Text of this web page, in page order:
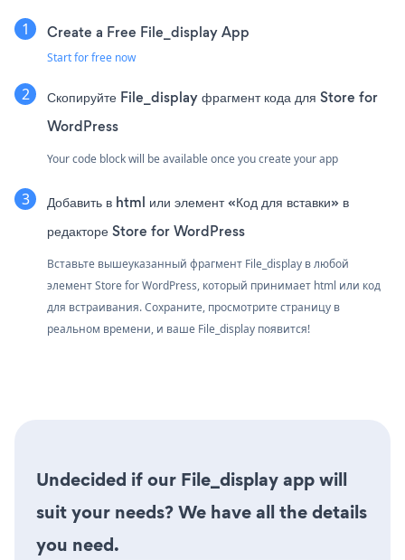
Create a Free File_display App
Start for free now
Скопируйте File_display фрагмент кода для Store for
WordPress
Your code block will be available once you create your app
Добавить в html или элемент «Код для вставки» в
редакторе Store for WordPress
Вставьте вышеуказанный фрагмент File_display в любой
элемент Store for WordPress, который принимает html или код
для встраивания. Сохраните, просмотрите страницу в
реальном времени, и ваше File_display появится!
Undecided if our File_display app will
suit your needs? We have all the details
you need.